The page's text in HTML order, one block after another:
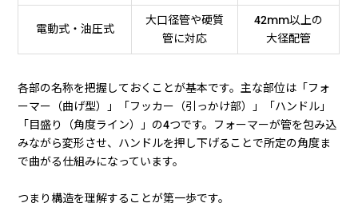
電動式・油圧式
大口径管や硬質
管に対応
42mm以上の
大径配管
各部の名称を把握しておくことが基本です。主な部位は「フォ
ーマー（曲げ型）」「フッカー（引っかけ部）」「ハンドル」
「目盛り（角度ライン）」の4つです。フォーマーが管を包み込
みながら変形させ、ハンドルを押し下げることで所定の角度ま
で曲がる仕組みになっています。
つまり構造を理解することが第一歩です。